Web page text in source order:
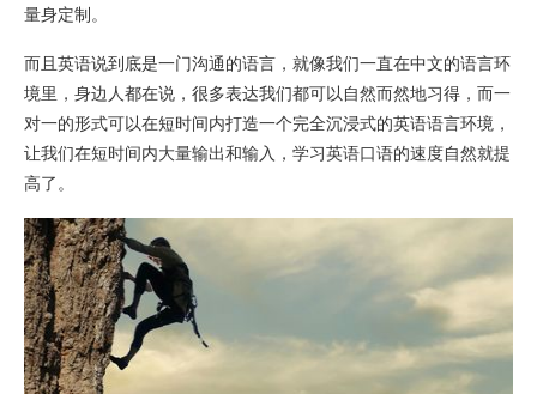
量身定制。
而且英语说到底是一门沟通的语言，就像我们一直在中文的语言环
境里，身边人都在说，很多表达我们都可以自然而然地习得，而一
对一的形式可以在短时间内打造一个完全沉浸式的英语语言环境，
让我们在短时间内大量输出和输入，学习英语口语的速度自然就提
高了。